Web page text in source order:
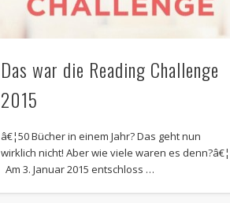
Das war die Reading Challenge
2015
â€¦50 Bücher in einem Jahr? Das geht nun
wirklich nicht! Aber wie viele waren es denn?â€¦
Am 3. Januar 2015 entschloss …